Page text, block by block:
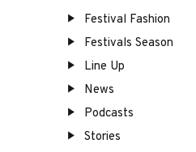
Festival Fashion
Festivals Season
Line Up
News
Podcasts
Stories